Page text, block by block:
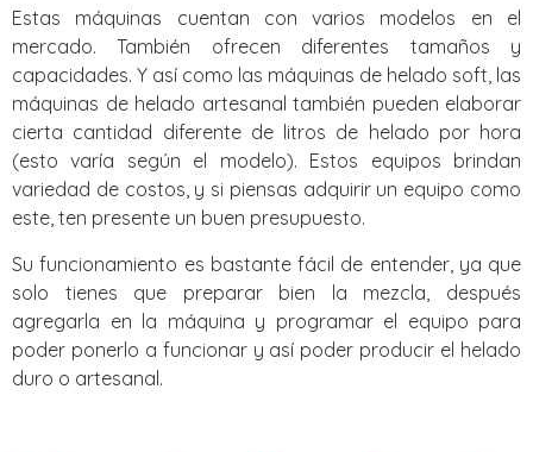
Estas máquinas cuentan con varios modelos en el
mercado. También ofrecen diferentes tamaños y
capacidades. Y así como las máquinas de helado soft, las
máquinas de helado artesanal también pueden elaborar
cierta cantidad diferente de litros de helado por hora
(esto varía según el modelo). Estos equipos brindan
variedad de costos, y si piensas adquirir un equipo como
este, ten presente un buen presupuesto.
Su funcionamiento es bastante fácil de entender, ya que
solo tienes que preparar bien la mezcla, después
agregarla en la máquina y programar el equipo para
poder ponerlo a funcionar y así poder producir el helado
duro o artesanal.